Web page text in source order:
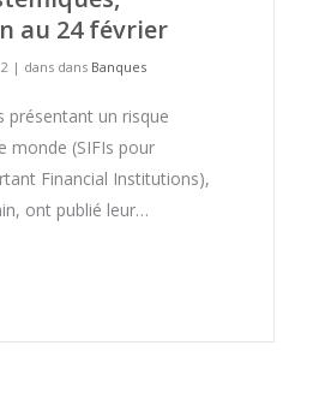
au 24 février
| dans dans Banques
présentant un risque
monde (SIFIs pour
Financial Institutions),
ont publié leur…